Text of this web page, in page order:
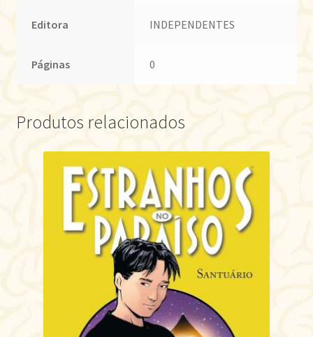
Editora INDEPENDENTES
Páginas 0
Produtos relacionados